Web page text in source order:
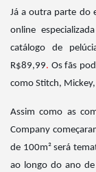
Já a outra parte do
online
catálogo de
R$89,99. Os fãs
como Stitch,
Assim como as
Company
de 100m² será
ao longo do ano de